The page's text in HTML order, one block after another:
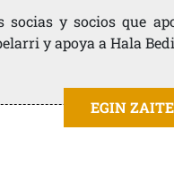
socias y socios que
y apoya a Hala
EGIN